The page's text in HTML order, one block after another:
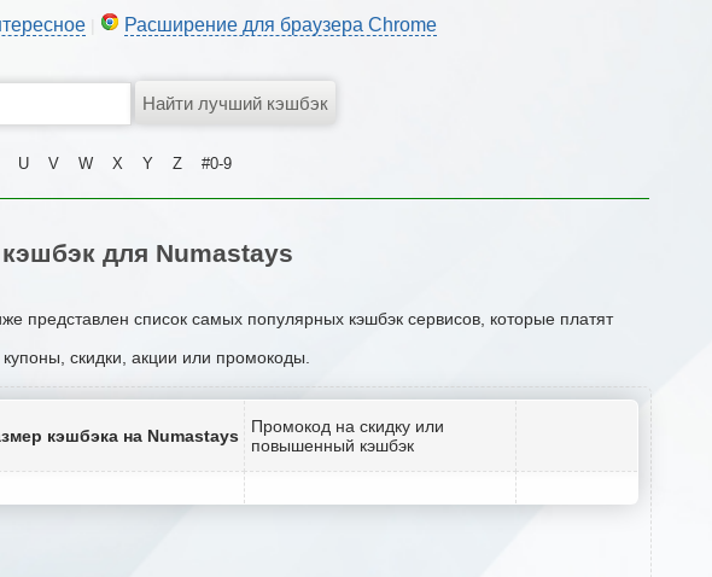
Расширение для браузера Chrome
U V W X Y Z #0-9
для Numastays
представлен список самых популярных кэшбэк сервисов, которые платят
скидки, акции или промокоды.
кэшбэка на Numastays
Промокод на скидку или
повышенный кэшбэк